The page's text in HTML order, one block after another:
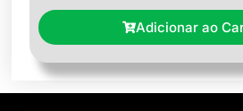
Adicionar ao